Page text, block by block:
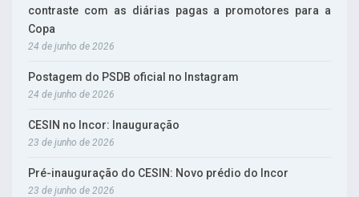
contraste com as diárias pagas a promotores para a
Copa
24 de junho de 2026
Postagem do PSDB oficial no Instagram
24 de junho de 2026
CESIN no Incor: Inauguração
23 de junho de 2026
Pré-inauguração do CESIN: Novo prédio do Incor
23 de junho de 2026